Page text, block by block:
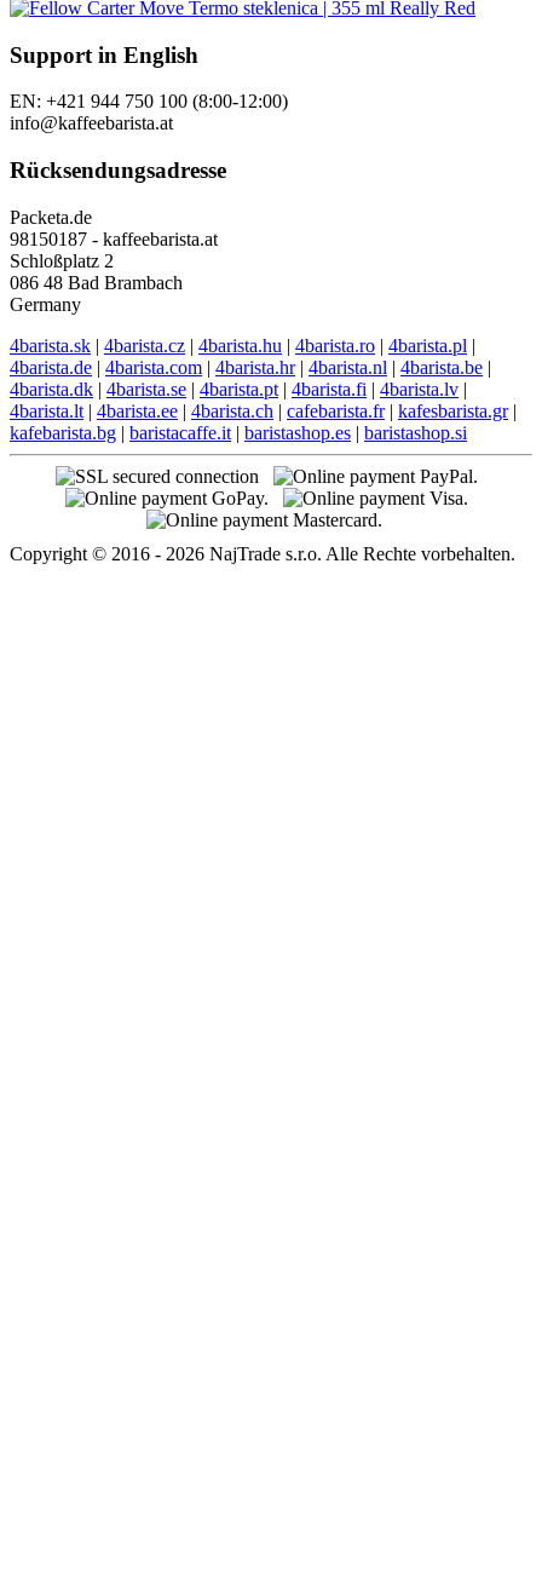
Support in English
EN: +421 944 750 100 (8:00-12:00)
info@kaffeebarista.at
Rücksendungsadresse
Packeta.de
98150187 - kaffeebarista.at
Schloßplatz 2
086 48 Bad Brambach
Germany
4barista.sk | 4barista.cz | 4barista.hu | 4barista.ro | 4barista.pl |
4barista.de | 4barista.com | 4barista.hr| 4barista.nl | 4barista.be |
4barista.dk | 4barista.se | 4barista.pt | 4barista.fi | 4barista.lv |
4barista.lt | 4barista.ee | 4barista.ch | cafebarista.fr| kafesbarista.gr|
kafebarista.bg | baristacaffe.it | baristashop.es | baristashop.si
Copyright © 2016 - 2026 NajTrade s.r.o. Alle Rechte vorbehalten.